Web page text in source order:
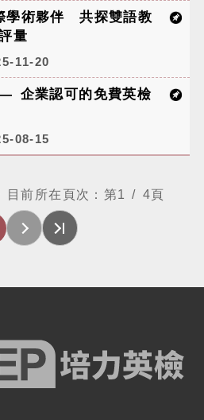
學術夥伴 共探雙語教
量
11-20
— 企業認可的免費英檢
08-15
目前所在頁次：第1 / 4頁